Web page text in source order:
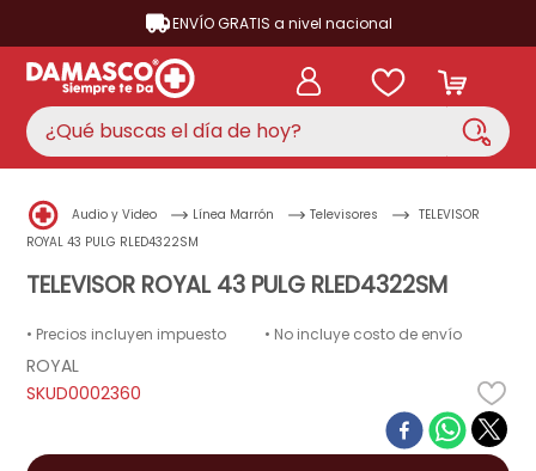
ENVÍO GRATIS a nivel nacional
¿Qué buscas el día de hoy?
Audio y Video Línea Marrón Televisores
TELEVISOR
ROYAL 43 PULG RLED4322SM
TELEVISOR ROYAL 43 PULG RLED4322SM
• Precios incluyen impuesto • No incluye costo de envío
ROYAL
D0002360
TÉRMINOS MÁS BUSCADOS
1. aire acondicionado
2 . nevera
cocina
4.
ventilador
6. licuadora